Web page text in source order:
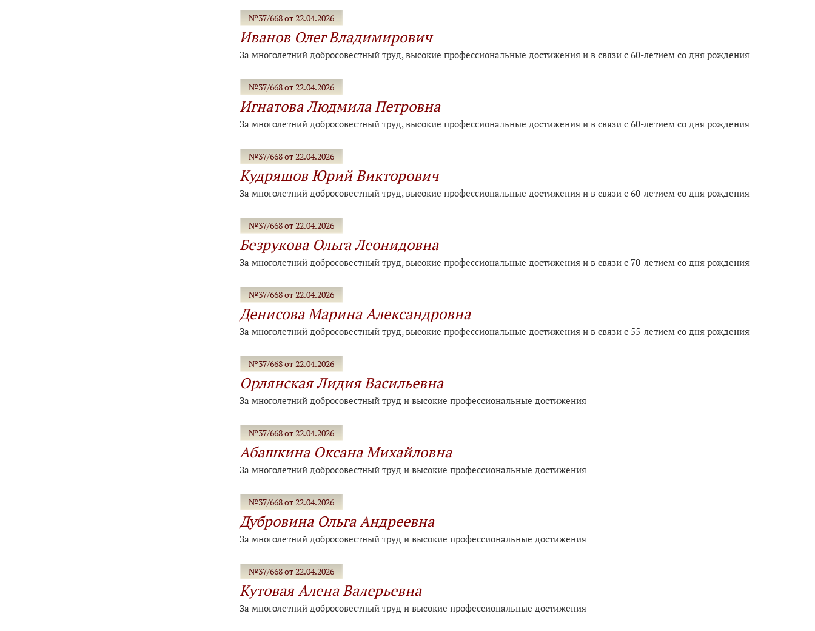
№37/668 от 22.04.2026
Иванов Олег Владимирович
За многолетний добросовестный труд, высокие профессиональные достижения и в связи с 60-летием со дня рождения
№37/668 от 22.04.2026
Игнатова Людмила Петровна
За многолетний добросовестный труд, высокие профессиональные достижения и в связи с 60-летием со дня рождения
№37/668 от 22.04.2026
Кудряшов Юрий Викторович
За многолетний добросовестный труд, высокие профессиональные достижения и в связи с 60-летием со дня рождения
№37/668 от 22.04.2026
Безрукова Ольга Леонидовна
За многолетний добросовестный труд, высокие профессиональные достижения и в связи с 70-летием со дня рождения
№37/668 от 22.04.2026
Денисова Марина Александровна
За многолетний добросовестный труд, высокие профессиональные достижения и в связи с 55-летием со дня рождения
№37/668 от 22.04.2026
Орлянская Лидия Васильевна
За многолетний добросовестный труд и высокие профессиональные достижения
№37/668 от 22.04.2026
Абашкина Оксана Михайловна
За многолетний добросовестный труд и высокие профессиональные достижения
№37/668 от 22.04.2026
Дубровина Ольга Андреевна
За многолетний добросовестный труд и высокие профессиональные достижения
№37/668 от 22.04.2026
Кутовая Алена Валерьевна
За многолетний добросовестный труд и высокие профессиональные достижения